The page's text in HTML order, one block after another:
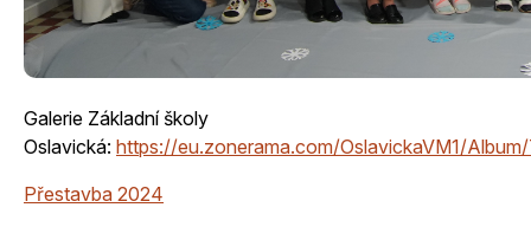
Galerie Základní školy
Oslavická: https://eu.zonerama.com/OslavickaVM1/
Přestavba 2024